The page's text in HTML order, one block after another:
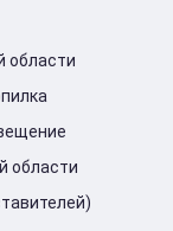
области
области